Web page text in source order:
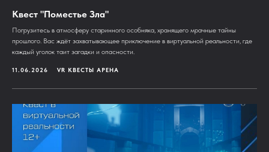
Квест "Поместье Зла"
Погрузитесь в атмосферу старинного особняка, хранящего мрачные тайны
прошлого. Вас ждёт захватывающее приключение в виртуальной реальности, где
каждый уголок таит загадки и опасности.
11.06.2026 VR КВЕСТЫ АРЕНА